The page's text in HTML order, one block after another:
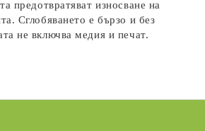
предотвратяват износване на
Сглобяването е бързо и без
не включва медия и печат.